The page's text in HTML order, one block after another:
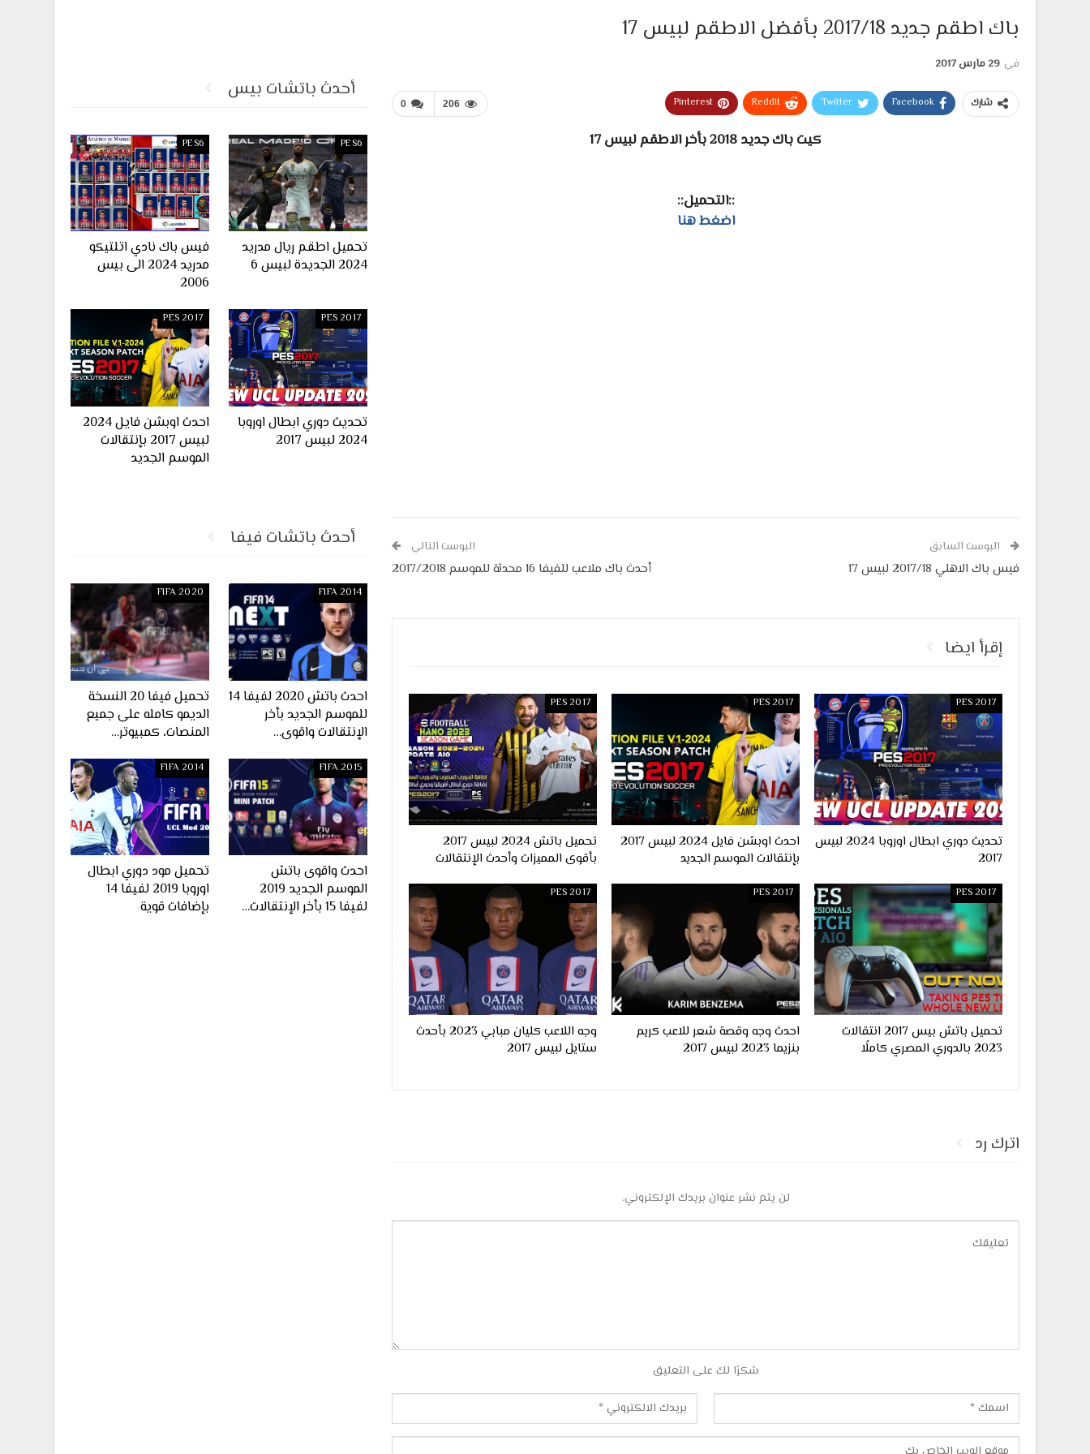
باك اطقم جديد 2017/18 بأفضل الاطقم لبيس 17
في 29 مارس 2017
0 206 شارك Facebook
Twitter
ReddIt
Pinterest
كيت باك جديد 2018 بأخر الاطقم لبيس 17
::التحميل::
اضغط هنا
البوست السابق
فيس باك الاهلي 2017/18 لبيس 17
البوست التالي
أحدث باك ملاعب للفيفا 16 محدثة للموسم 2017/2018
إقرأ ايضا
PES 2017
تحديث دوري ابطال اوروبا 2024 لبيس
2017
PES 2017
احدث اوبشن فايل 2024 لبيس 2017
بإنتقالات الموسم الجديد
PES 2017
تحميل باتش 2024 لبيس 2017
بأقوى المميزات وأحدث الإنتقالات
PES 2017
تحميل باتش بيس 2017 انتقالات
2023 بالدوري المصري كاملًا
PES 2017
احدث وجه وقصة شعر للاعب كريم
بنزيما 2023 لبيس 2017
PES 2017
وجه اللاعب كليان مبابي 2023 بأحدث
ستايل لبيس 2017
اترك رد
لن يتم نشر عنوان بريدك الإلكتروني.
شكرًا لك على التعليق
أحدث باتشات بيس
PES6
تحميل اطقم ريال مدريد
2024 الجديدة لبيس 6
PES6
فيس باك نادي اتلتيكو
مدريد 2024 الى بيس
2006
PES 2017
تحديث دوري ابطال اوروبا
2024 لبيس 2017
PES 2017
احدث اوبشن فايل 2024
لبيس 2017 بإنتقالات
الموسم الجديد
أحدث باتشات فيفا
FIFA 2014
احدث باتش 2020 لفيفا 14
للموسم الجديد بأخر
الإنتقالات واقوى…
FIFA 2020
تحميل فيفا 20 النسخة
الديمو كامله على جميع
المنصات، كمبيوتر…
FIFA 2015
احدث واقوى باتش
الموسم الجديد 2019
لفيفا 15 بأخر الإنتقالات…
FIFA 2014
تحميل مود دوري ابطال
اوروبا 2019 لفيفا 14
بإضافات قوية